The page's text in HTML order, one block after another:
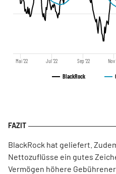
BlackRock
Mai '22 Jul '22 Sep '22 Nov
BlackRock hat geliefert.
Nettozuflüsse ein gutes
Vermögen höhere